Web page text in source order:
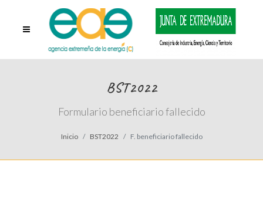
BST2022
Formulario beneficiario fallecido
Inicio BST2022 F. beneficiario fallecido